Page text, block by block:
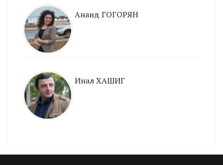
Анаид ГОГОРЯН
Инал ХАШИГ